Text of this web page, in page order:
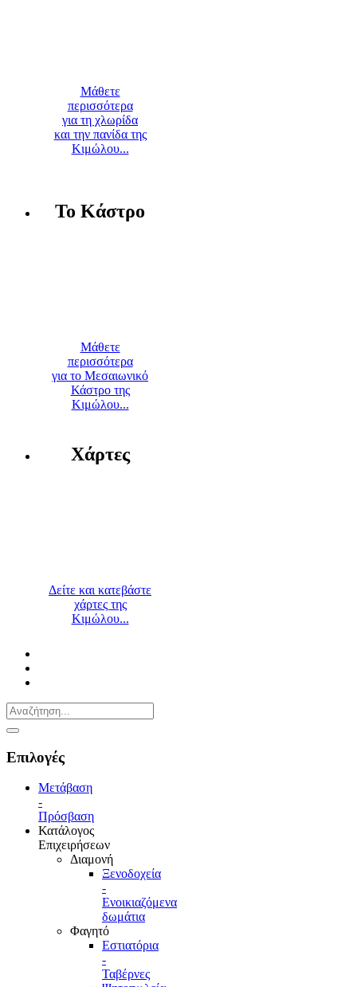
Μάθετε
περισσότερα
για τη χλωρίδα
και την πανίδα της
Κιμώλου...
Το Κάστρο
Μάθετε
περισσότερα
για το Μεσαιωνικό
Κάστρο της
Κιμώλου...
Χάρτες
Δείτε και κατεβάστε
χάρτες της
Κιμώλου...
Επιλογές
Μετάβαση
-
Πρόσβαση
Κατάλογος
Επιχειρήσεων
Διαμονή
Ξενοδοχεία
-
Ενοικιαζόμενα
δωμάτια
Φαγητό
Εστιατόρια
-
Ταβέρνες